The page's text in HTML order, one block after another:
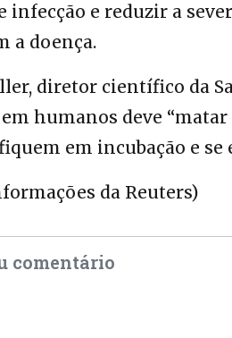
infecção e reduzir a
a doença.
diretor científico da
humanos deve
em incubação e
da Reuters)
comentário